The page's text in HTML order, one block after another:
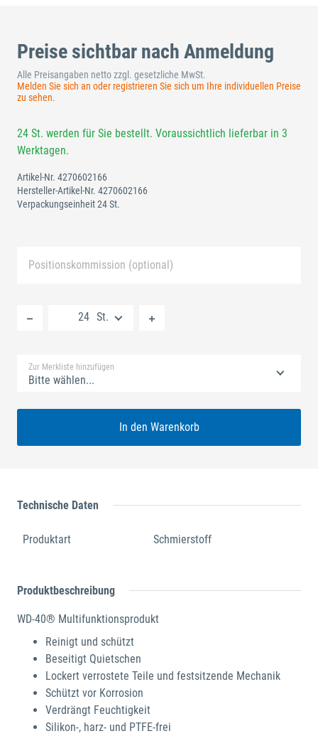
Preise sichtbar nach Anmeldung
Alle Preisangaben netto zzgl. gesetzliche MwSt.
Melden Sie sich an oder registrieren Sie sich um Ihre individuellen Preise
zu sehen.
24 St. werden für Sie bestellt. Voraussichtlich lieferbar in 3
Werktagen.
Artikel-Nr. 4270602166
Hersteller-Artikel-Nr. 4270602166
Verpackungseinheit 24 St.
Positionskommission (optional)
St.
Zur Merkliste hinzufügen
Bitte wählen...
In den Warenkorb
Technische Daten
Produktart Schmierstoff
Produktbeschreibung
WD-40® Multifunktionsprodukt
Reinigt und schützt
Beseitigt Quietschen
Lockert verrostete Teile und festsitzende Mechanik
Schützt vor Korrosion
Verdrängt Feuchtigkeit
Silikon-, harz- und PTFE-frei